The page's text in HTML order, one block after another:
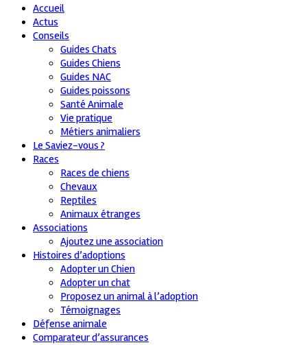
Accueil
Actus
Conseils
Guides Chats
Guides Chiens
Guides NAC
Guides poissons
Santé Animale
Vie pratique
Métiers animaliers
Le Saviez-vous ?
Races
Races de chiens
Chevaux
Reptiles
Animaux étranges
Associations
Ajoutez une association
Histoires d’adoptions
Adopter un Chien
Adopter un chat
Proposez un animal à l’adoption
Témoignages
Défense animale
Comparateur d’assurances